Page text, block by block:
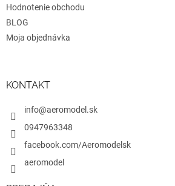
Hodnotenie obchodu
BLOG
Moja objednávka
KONTAKT
info@aeromodel.sk
0947963348
facebook.com/Aeromodelsk
aeromodel